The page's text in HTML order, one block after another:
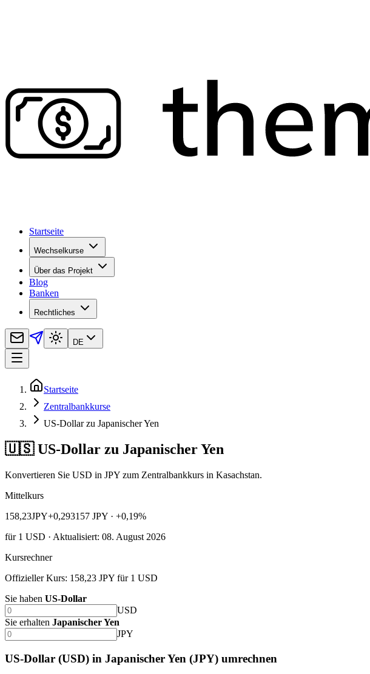
Startseite
Wechselkurse
Über das Projekt
Blog
Banken
Rechtliches
DE
Startseite
Zentralbankkurse
US-Dollar zu Japanischer Yen
🇺🇸 US-Dollar zu Japanischer Yen
Konvertieren Sie USD in JPY zum Zentralbankkurs in Kasachstan.
Mittelkurs
158,23JPY+0,293157 JPY · +0,19%
für1 USD · Aktualisiert: 08. August 2026
Kursrechner
Offizieller Kurs: 158,23 JPY für 1 USD
Sie haben US-Dollar
USD
Sie erhalten Japanischer Yen
JPY
US-Dollar (USD) in Japanischer Yen (JPY) umrechnen